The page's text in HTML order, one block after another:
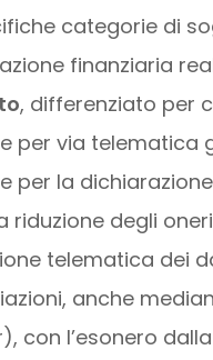
categorie di
finanziaria
, differenziato per
per via telematica
per la
riduzione degli
telematica dei
anche
con l’esonero